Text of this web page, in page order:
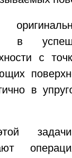
в
с
в
задачи